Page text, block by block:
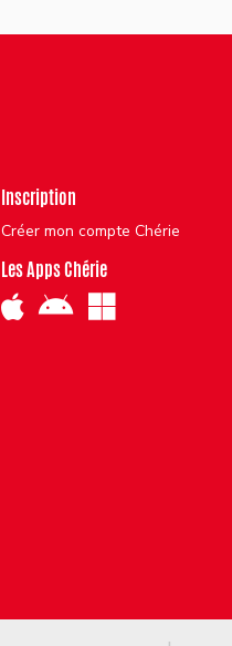
Inscription
Créer mon compte Chérie
Les Apps Chérie